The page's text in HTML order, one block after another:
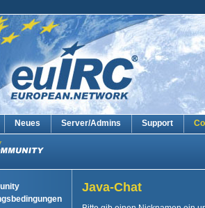
Neues Server/Admins Support
Java-Chat